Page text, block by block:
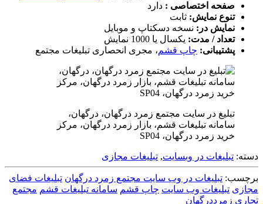
صفحه اختصاصی : دارد
تنوع نمایش: ثابت
نمایش در: نسخه دسکتاپ و موبایل
تعداد / مدت: یکسال یا 1000 نمایش
پشتیبانی: چاپ قشم، مجری انحصاری تبلیغات مجتمع
تبلیغ در سایت مجتمع زمرد درگهان، درگهان،
سامانه تبلیغات قشم، بازار زمرد درگهان، مرکز
خرید زمرد درگهان، SP04
دسته: تبلیغات در وبسایت, تبلیغات مجازی
برچسب: تبلیغات در وب سایت مجتمع زمرد درگهان تبلیغات فضای
مجازی تبلیغات وب سایت چاپ قشم سامانه تبلیغات قشم مجتمع
تجاری زمرددرگهان